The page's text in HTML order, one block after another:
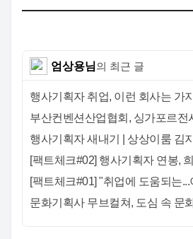
엄상용님의 최근 글